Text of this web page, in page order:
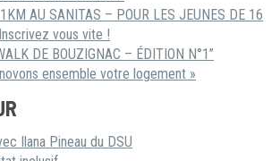
AU SANITAS – POUR LES JEUNES DE 16
vous vite !
DE BOUZIGNAC – ÉDITION N°1”
ensemble votre logement »
Ilana Pineau du DSU